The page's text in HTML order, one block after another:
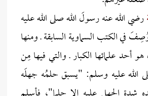
رضي الله عنه رسولَ الله صلى الله عليه
في الكتب السماوية السابقة ـ ومنها
أحد علمائها الكبار ـ والتي فيها مِن
الله عليه وسلم: "يسبق حلمُه جهلَه